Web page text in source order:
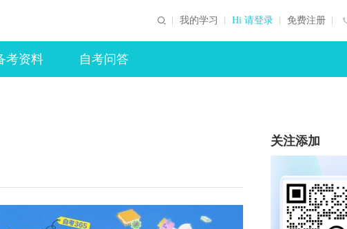
我的学习 Hi 请登录 免费注册
考资料 自考问答
关注添加